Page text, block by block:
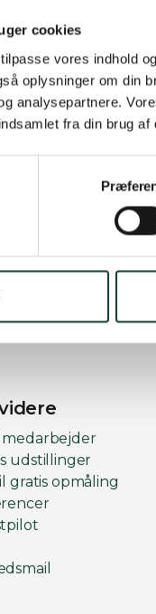
cookies
vores indhold
oplysninger om din
analysepartnere.
fra din brug af
8. maj 2026
Ny
træ/træ-
medarbejder
udstillinger
gratis opmåling